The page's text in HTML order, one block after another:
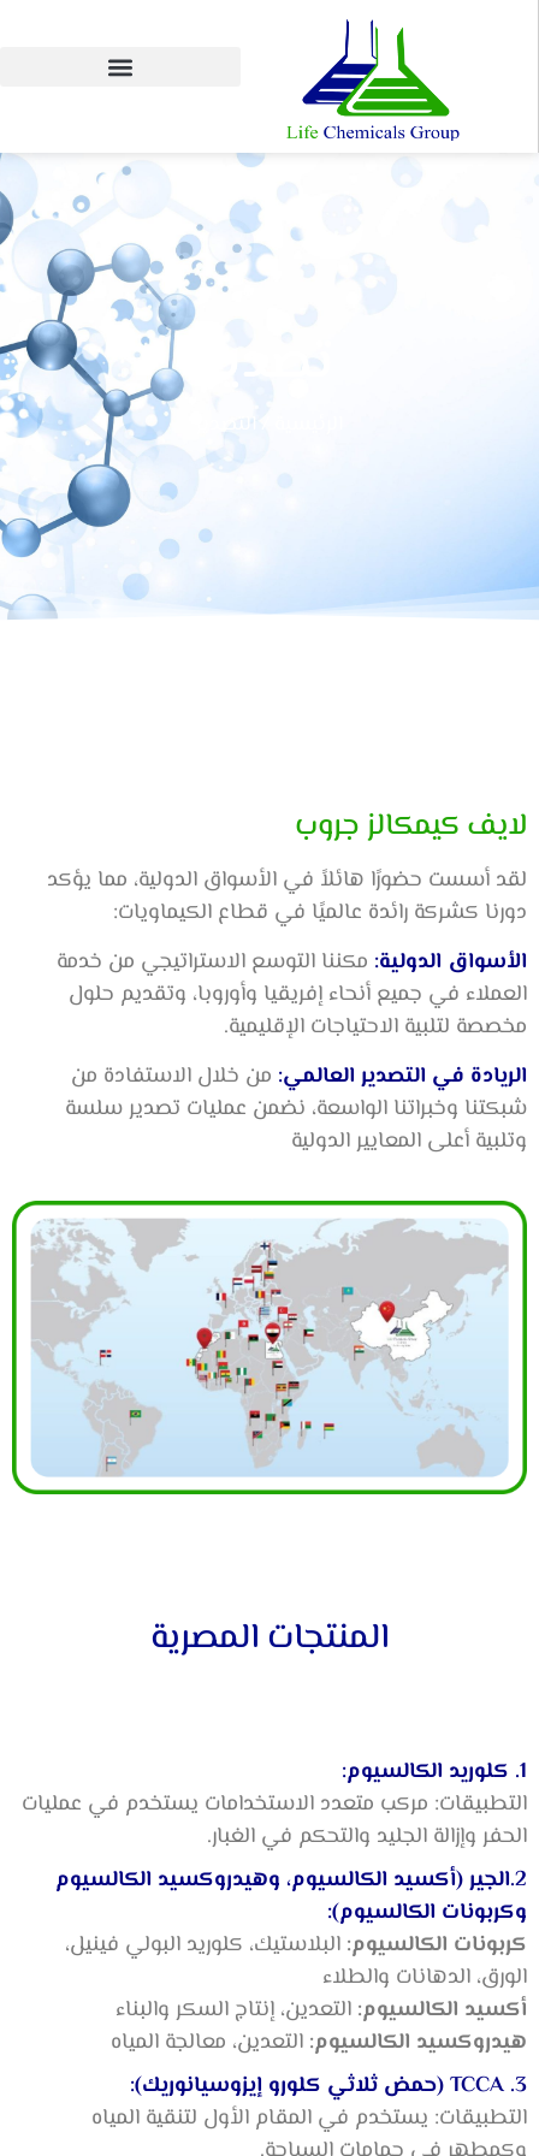
تصدير
الرئيسية / التصدير
لايف كيمكالز جروب
لقد أسست حضورًا هائلاً في الأسواق الدولية، مما يؤكد
دورنا كشركة رائدة عالميًا في قطاع الكيماويات:
الأسواق الدولية: مكننا التوسع الاستراتيجي من خدمة
العملاء في جميع أنحاء إفريقيا وأوروبا، وتقديم حلول
مخصصة لتلبية الاحتياجات الإقليمية.
الريادة في التصدير العالمي: من خلال الاستفادة من
شبكتنا وخبراتنا الواسعة، نضمن عمليات تصدير سلسة
وتلبية أعلى المعايير الدولية
المنتجات المصرية
1. كلوريد الكالسيوم:
التطبيقات: مركب متعدد الاستخدامات يستخدم في عمليات
الحفر وإزالة الجليد والتحكم في الغبار.
2.الجير (أكسيد الكالسيوم، وهيدروكسيد الكالسيوم
وكربونات الكالسيوم):
كربونات الكالسيوم: البلاستيك، كلوريد البولي فينيل،
الورق، الدهانات والطلاء
أكسيد الكالسيوم: التعدين، إنتاج السكر والبناء
هيدروكسيد الكالسيوم: التعدين، معالجة المياه
3. TCCA (حمض ثلاثي كلورو إيزوسيانوريك):
التطبيقات: يستخدم في المقام الأول لتنقية المياه